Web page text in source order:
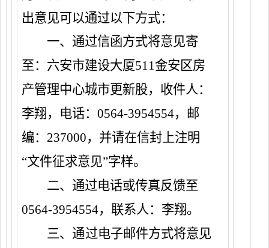
出意见可以通过以下方式：
一、通过信函方式将意见寄
至：六安市建设大厦511金安区房
产管理中心城市更新股，收件人：
李翔，电话： 0564-3954554，邮
编： 237000， 并请在信封上注明
“文件征求意见”字样。
二、通过电话或传真反馈至
0564-3954554，联系人：李翔。
三、通过电子邮件方式将意见